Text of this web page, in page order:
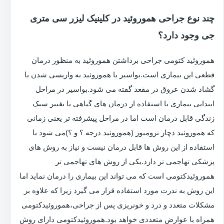
چند نوع جراحی هموروئید در کلینیک لیزر سی متری
جی وجود دارد؟
هموروئید کتومی جراحی برداشتن هموروئید به منظور درمان
قطعی این بیماری است.بواسیر یا هموروئید به واریسی شدن یا
گشاد شدن عروق در مقعد گفته می شود.بواسیر در مراحل
ابتدایی بیماری با استفاده از درمان های گیاهی یا تغییر سبک
زندگی قابل درمان است اما در مراحل پیشرفته تر یعنی زمانی
که هموروئید دچار ترومبوز (هموروئید درجه ؟ و ؟)می شود با
استفاده از این روش ها قابل درمان نیست و نیاز به روش های
پزشکی تهاجمی تر دارد.یکی از روش های تهاجمی تر
هموروئیدکتومی است که می تواند این بیماری را درمان نماید اما
این روش به ندرت مورد استفاده قرار می گیرد زیرا که علاوه بر
مشکلات متعدد و درد و خونریزی پس از جراحی،هموروئیدکتومی
همراه با عوارض متعددی خواهد بود.هموروئیدکتومی دارای روش